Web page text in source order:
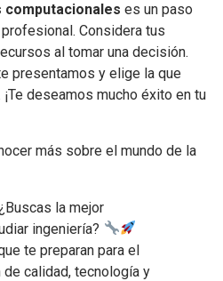
computacionales es un paso
Considera tus
al tomar una decisión.
presentamos y elige la que
deseamos mucho éxito en tu
más sobre el mundo de la
la mejor
ingeniería?
te preparan para el
calidad, tecnología y